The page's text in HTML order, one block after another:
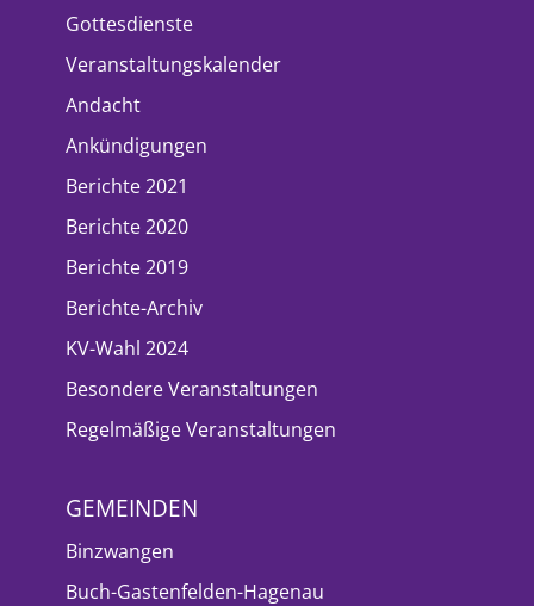
Gottesdienste
Veranstaltungskalender
Andacht
Ankündigungen
Berichte 2021
Berichte 2020
Berichte 2019
Berichte-Archiv
KV-Wahl 2024
Besondere Veranstaltungen
Regelmäßige Veranstaltungen
GEMEINDEN
Binzwangen
Buch-Gastenfelden-Hagenau